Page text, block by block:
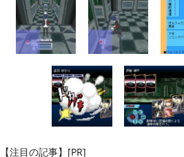
【注目の記事】[PR]